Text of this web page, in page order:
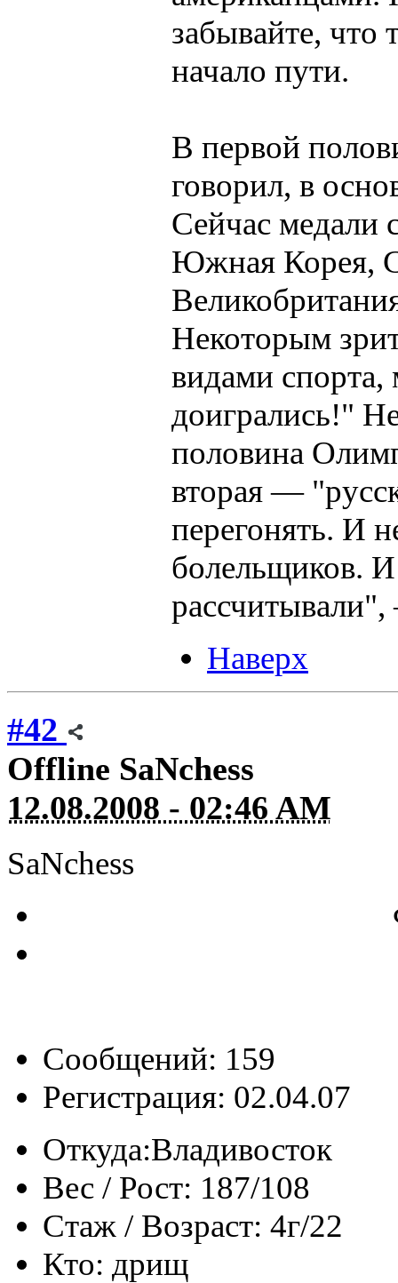
забывайте,
начало пути.
В первой
говорил, в
Сейчас медали
Южная Корея,
Некоторым
видами спорта,
доигрались!"
половина
вторая —
перегонять. И
болельщиков. И
Наверх
#42
Offline SaNchess
12.08.2008 - 02:46 AM
SaNchess
Сообщений: 159
Регистрация: 02.04.07
Откуда:Владивосток
Вес / Рост: 187/108
Стаж / Возраст: 4г/22
Кто: дрищ